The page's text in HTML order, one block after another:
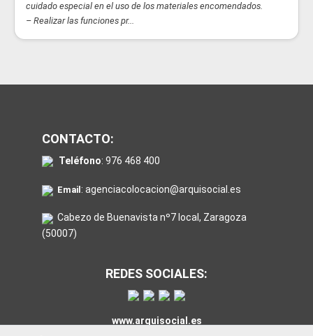
cuidado especial en el uso de los materiales encomendados.
– Realizar las funciones pr...
CONTACTO:
Teléfono: 976 468 400
Email : agenciacolocacion@arquisocial.es
Cabezo de Buenavista nº7 local, Zaragoza
(50007)
REDES SOCIALES:
www.arquisocial.es